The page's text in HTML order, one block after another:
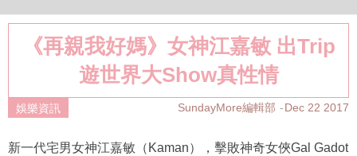
《再親我好媽》女神江嘉敏 出Trip
遊世界大Show真性情
娛樂資訊 SundayMore編輯部 Dec 22 2017
新一代宅男女神江嘉敏（Kaman），擊敗神奇女俠Gal Gadot